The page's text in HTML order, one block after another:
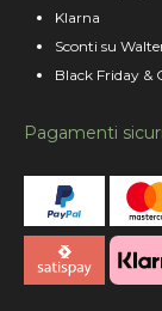
Klarna
Sconti su
Black Friday &
Pagamenti sicuri